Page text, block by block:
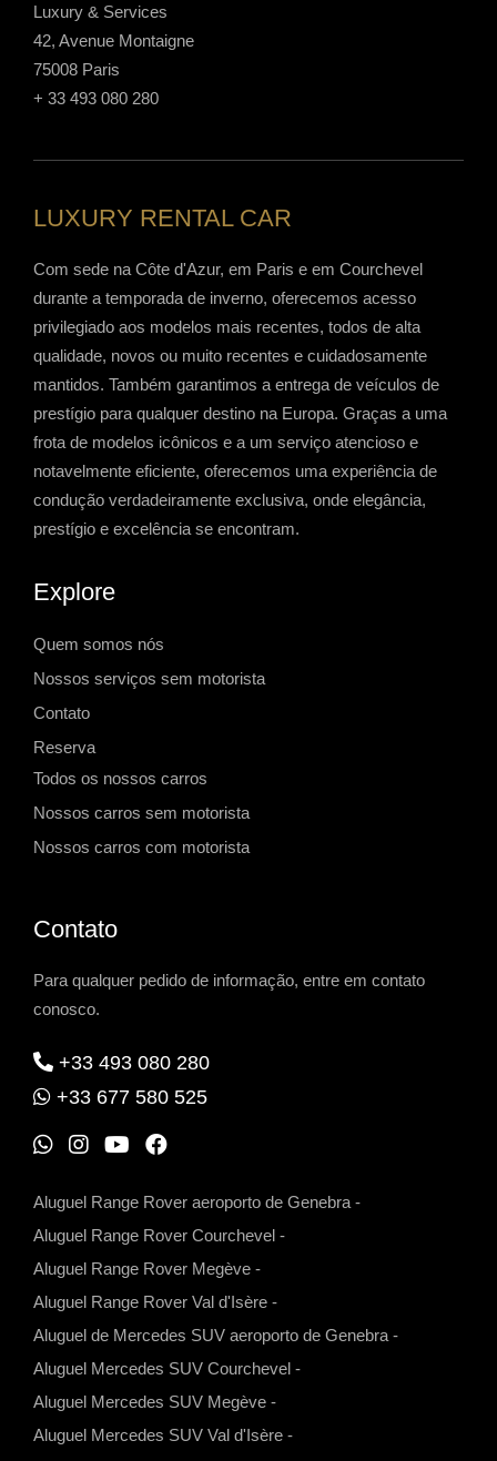
Luxury & Services
42, Avenue Montaigne
75008 Paris
+ 33 493 080 280
LUXURY RENTAL CAR
Com sede na Côte d'Azur, em Paris e em Courchevel
durante a temporada de inverno, oferecemos acesso
privilegiado aos modelos mais recentes, todos de alta
qualidade, novos ou muito recentes e cuidadosamente
mantidos. Também garantimos a entrega de veículos de
prestígio para qualquer destino na Europa. Graças a uma
frota de modelos icônicos e a um serviço atencioso e
notavelmente eficiente, oferecemos uma experiência de
condução verdadeiramente exclusiva, onde elegância,
prestígio e excelência se encontram.
Explore
Quem somos nós
Nossos serviços sem motorista
Contato
Reserva
Todos os nossos carros
Nossos carros sem motorista
Nossos carros com motorista
Contato
Para qualquer pedido de informação, entre em contato
conosco.
+33 493 080 280
+33 677 580 525
W
p
p
I
r
a
m
Y
u
b
e
F
o
k
Aluguel Range Rover aeroporto de Genebra -
Aluguel Range Rover Courchevel -
Aluguel Range Rover Megève -
Aluguel Range Rover Val d'Isère -
Aluguel de Mercedes SUV aeroporto de Genebra -
Aluguel Mercedes SUV Courchevel -
Aluguel Mercedes SUV Megève -
Aluguel Mercedes SUV Val d'Isère -